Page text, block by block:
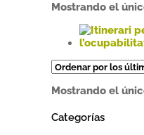
Mostrando el
producto
múltiples
Las
Mostrando el
Categorías